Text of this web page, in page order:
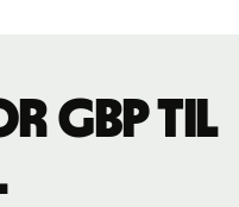
GBP til